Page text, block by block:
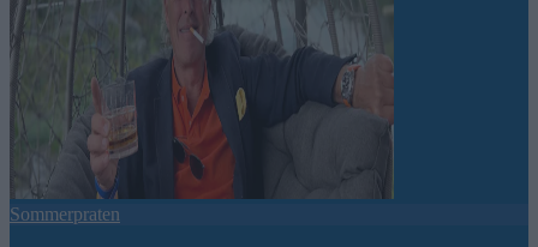
Sommerpraten